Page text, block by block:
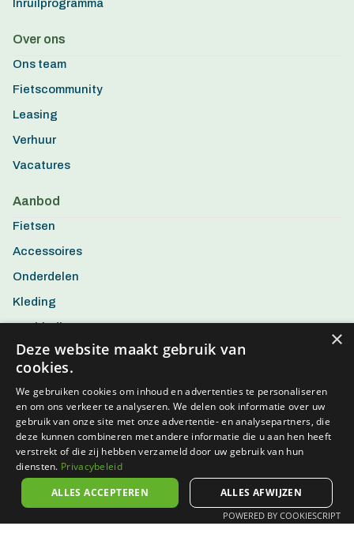
Inruilprogramma
Over ons
Ons team
Fietscommunity
Leasing
Verhuur
Vacatures
Aanbod
Fietsen
Accessoires
Onderdelen
Kleding
Aanbiedingen
×
Deze website maakt gebruik van
cookies.
We gebruiken cookies om inhoud en advertenties te personaliseren
en om ons verkeer te analyseren. We delen ook informatie over uw
gebruik van onze site met onze advertentie- en analysepartners, die
deze kunnen combineren met andere informatie die u aan hen heeft
verstrekt of die zij hebben verzameld door uw gebruik van hun
diensten. Privacybeleid
ALLES ACCEPTEREN
ALLES AFWIJZEN
POWERED BY COOKIESCRIPT